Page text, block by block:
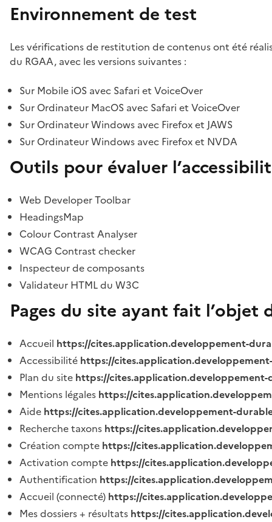
Environnement de test
Les vérifications de restitution de contenus ont été
du RGAA, avec les versions suivantes :
Sur Mobile iOS avec Safari et VoiceOver
Sur Ordinateur MacOS avec Safari et VoiceOver
Sur Ordinateur Windows avec Firefox et JAWS
Sur Ordinateur Windows avec Firefox et NVDA
Outils pour évaluer
Web Developer Toolbar
HeadingsMap
Colour Contrast Analyser
WCAG Contrast checker
Inspecteur de composants
Validateur HTML du W3C
Pages du site ayant fait
Accueil https://cites.application.developpement-
Accessibilité https://
Plan du site https://
Mentions légales https://
Aide https://cites.application.developpement-
Recherche taxons https://
Création compte https://
Activation compte https://
Authentification https://
Accueil (connecté) https://
Mes dossiers + résultats https://